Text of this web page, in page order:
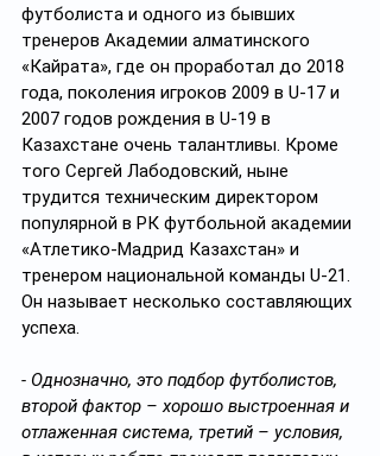
футболиста и одного из бывших
тренеров Академии алматинского
«Кайрата», где он проработал до 2018
года, поколения игроков 2009 в U-17 и
2007 годов рождения в U-19 в
Казахстане очень талантливы. Кроме
того Сергей Лабодовский, ныне
трудится техническим директором
популярной в РК футбольной академии
«Атлетико-Мадрид Казахстан» и
тренером национальной команды U-21.
Он называет несколько составляющих
успеха.
- Однозначно, это подбор футболистов,
второй фактор – хорошо выстроенная и
отлаженная система, третий – условия,